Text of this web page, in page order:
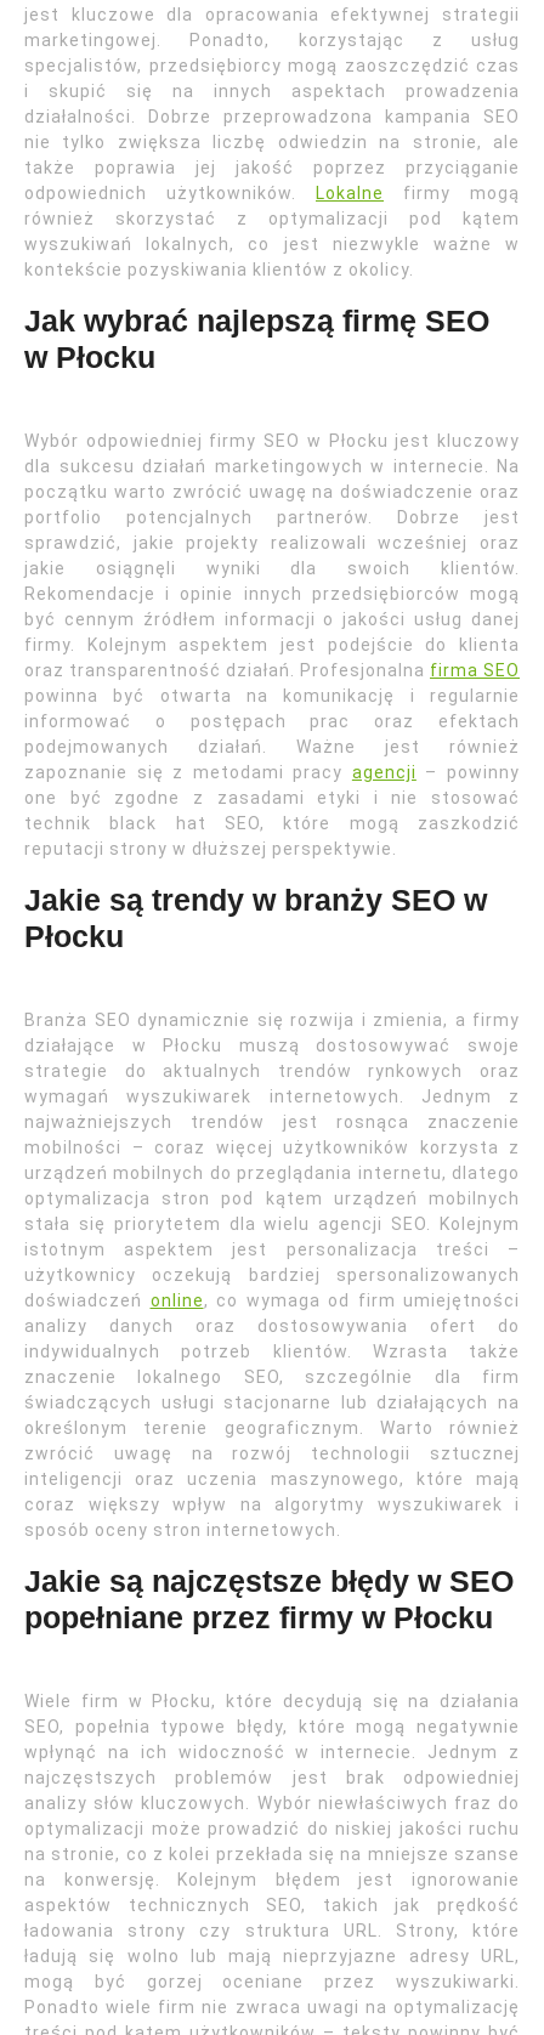
jest kluczowe dla opracowania efektywnej strategii
marketingowej. Ponadto, korzystając z usług
specjalistów, przedsiębiorcy mogą zaoszczędzić czas
i skupić się na innych aspektach prowadzenia
działalności. Dobrze przeprowadzona kampania SEO
nie tylko zwiększa liczbę odwiedzin na stronie, ale
także poprawia jej jakość poprzez przyciąganie
odpowiednich użytkowników.
Lokalne
firmy mogą
również skorzystać z optymalizacji pod kątem
wyszukiwań lokalnych, co jest niezwykle ważne w
kontekście pozyskiwania klientów z okolicy.
Jak wybrać najlepszą firmę SEO
w Płocku
Wybór odpowiedniej firmy SEO w Płocku jest kluczowy
dla sukcesu działań marketingowych w internecie. Na
początku warto zwrócić uwagę na doświadczenie oraz
portfolio potencjalnych partnerów. Dobrze jest
sprawdzić, jakie projekty realizowali wcześniej oraz
jakie osiągnęli wyniki dla swoich klientów.
Rekomendacje i opinie innych przedsiębiorców mogą
być cennym źródłem informacji o jakości usług danej
firmy. Kolejnym aspektem jest podejście do klienta
oraz transparentność działań. Profesjonalna firma SEO
powinna być otwarta na komunikację i regularnie
informować o postępach prac oraz efektach
podejmowanych działań. Ważne jest również
zapoznanie się z metodami pracy agencji
– powinny
one być zgodne z zasadami etyki i nie stosować
technik black hat SEO, które mogą zaszkodzić
reputacji strony w dłuższej perspektywie.
Jakie są trendy w branży SEO w
Płocku
Branża SEO dynamicznie się rozwija i zmienia, a firmy
działające w Płocku muszą dostosowywać swoje
strategie do aktualnych trendów rynkowych oraz
wymagań wyszukiwarek internetowych. Jednym z
najważniejszych trendów jest rosnąca znaczenie
mobilności – coraz więcej użytkowników korzysta z
urządzeń mobilnych do przeglądania internetu, dlatego
optymalizacja stron pod kątem urządzeń mobilnych
stała się priorytetem dla wielu agencji SEO. Kolejnym
istotnym aspektem jest personalizacja treści –
użytkownicy oczekują bardziej spersonalizowanych
doświadczeń online, co wymaga od firm umiejętności
analizy danych oraz dostosowywania ofert do
indywidualnych potrzeb klientów. Wzrasta także
znaczenie lokalnego SEO, szczególnie dla firm
świadczących usługi stacjonarne lub działających na
określonym terenie geograficznym. Warto również
zwrócić uwagę na rozwój technologii sztucznej
inteligencji oraz uczenia maszynowego, które mają
coraz większy wpływ na algorytmy wyszukiwarek i
sposób oceny stron internetowych.
Jakie są najczęstsze błędy w SEO
popełniane przez firmy w Płocku
Wiele firm w Płocku, które decydują się na działania
SEO, popełnia typowe błędy, które mogą negatywnie
wpłynąć na ich widoczność w internecie. Jednym z
najczęstszych problemów jest brak odpowiedniej
analizy słów kluczowych. Wybór niewłaściwych fraz do
optymalizacji może prowadzić do niskiej jakości ruchu
na stronie, co z kolei przekłada się na mniejsze szanse
na konwersję. Kolejnym błędem jest ignorowanie
aspektów technicznych SEO, takich jak prędkość
ładowania strony czy struktura URL. Strony, które
ładują się wolno lub mają nieprzyjazne adresy URL,
mogą być gorzej oceniane przez wyszukiwarki.
Ponadto wiele firm nie zwraca uwagi na optymalizację